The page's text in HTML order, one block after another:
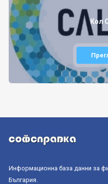
Кол
Информационна база данни за
България.